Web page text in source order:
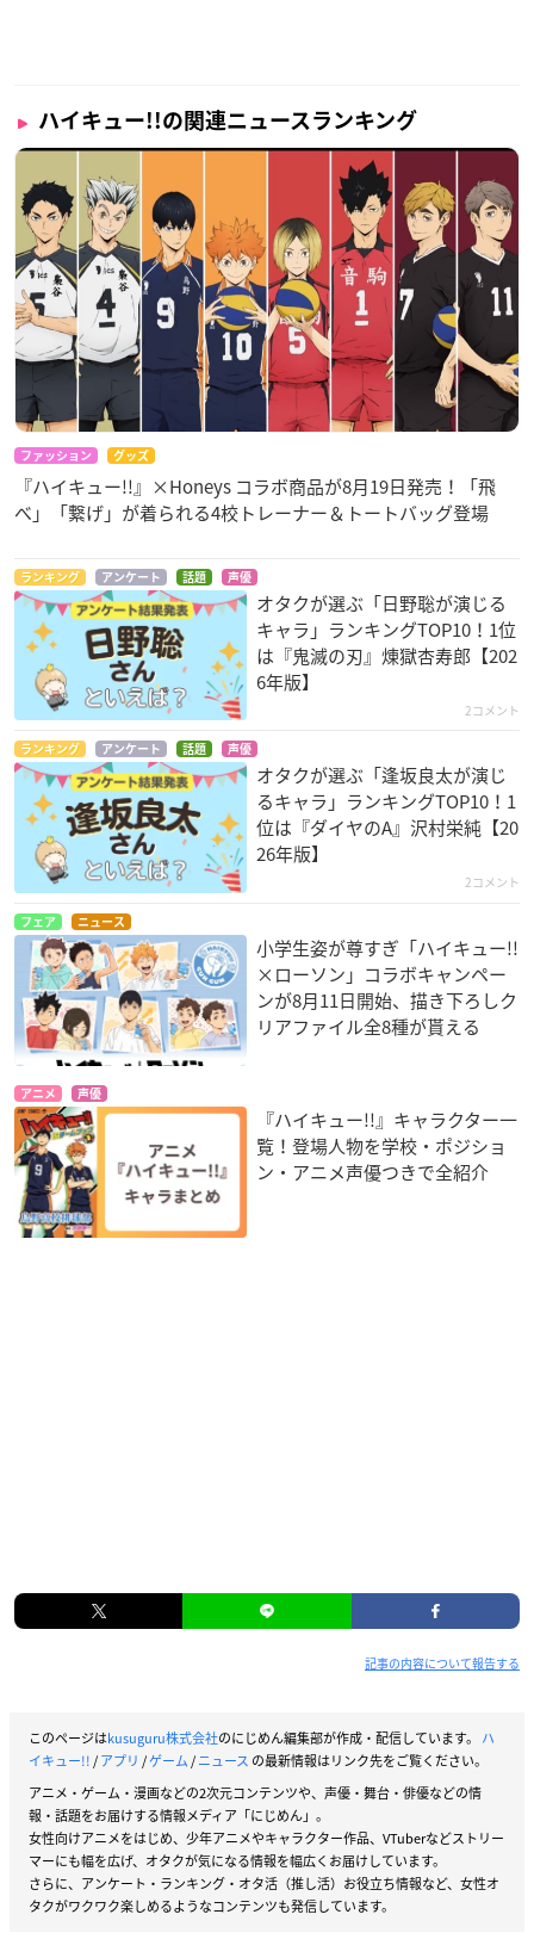
ハイキュー!!の関連ニュースランキング
ファッション グッズ
『ハイキュー!!』×Honeys コラボ商品が8月19日発売！「飛
べ」「繋げ」が着られる4校トレーナー＆トートバッグ登場
ランキング アンケート 話題 声優
オタクが選ぶ「日野聡が演じる
キャラ」ランキングTOP10！1位
は『鬼滅の刃』煉󠄁獄杏寿郎【202
6年版】
2コメント
ランキング アンケート 話題 声優
オタクが選ぶ「逢坂良太が演じ
るキャラ」ランキングTOP10！1
位は『ダイヤのA』沢村栄純【20
26年版】
2コメント
フェア ニュース
小学生姿が尊すぎ「ハイキュー!!
×ローソン」コラボキャンペー
ンが8月11日開始、描き下ろしク
リアファイル全8種が貰える
アニメ 声優
『ハイキュー!!』キャラクター一
覧！登場人物を学校・ポジショ
ン・アニメ声優つきで全紹介
記事の内容について報告する
このページはkusuguru株式会社のにじめん編集部が作成・配信しています。 ハ
イキュー!!/アプリ /ゲーム/ニュース の最新情報はリンク先をご覧ください。
アニメ・ゲーム・漫画などの2次元コンテンツや、声優・舞台・俳優などの情
報・話題をお届けする情報メディア「にじめん」。
女性向けアニメをはじめ、少年アニメやキャラクター作品、VTuberなどストリー
マーにも幅を広げ、オタクが気になる情報を幅広くお届けしています。
さらに、アンケート・ランキング・オタ活（推し活）お役立ち情報など、女性オ
タクがワクワク楽しめるようなコンテンツも発信しています。